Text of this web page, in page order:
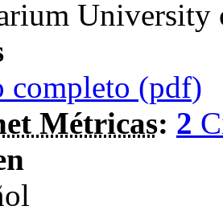
University
completo (pdf)
Métricas: 2